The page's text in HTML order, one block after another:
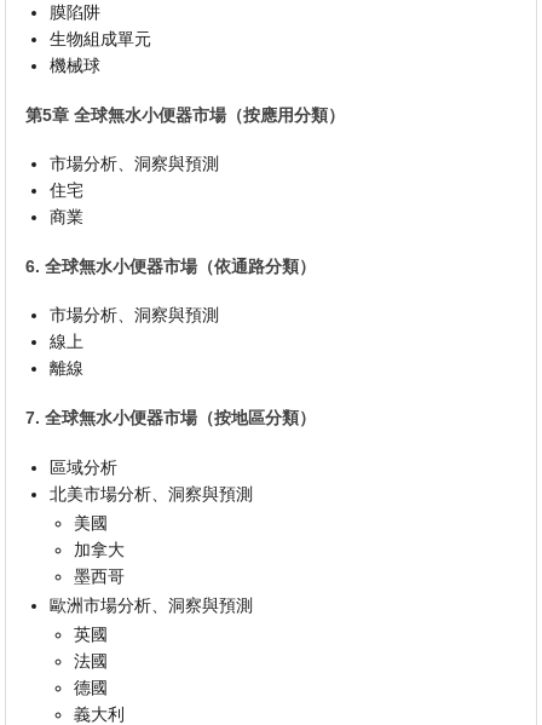
膜陷阱
生物組成單元
機械球
第5章 全球無水小便器市場（按應用分類）
市場分析、洞察與預測
住宅
商業
6. 全球無水小便器市場（依通路分類）
市場分析、洞察與預測
線上
離線
7. 全球無水小便器市場（按地區分類）
區域分析
北美市場分析、洞察與預測
美國
加拿大
墨西哥
歐洲市場分析、洞察與預測
英國
法國
德國
義大利